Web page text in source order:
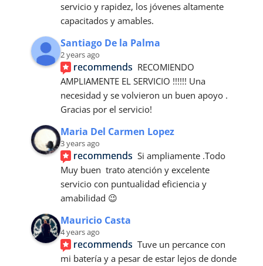
servicio y rapidez, los jóvenes altamente
capacitados y amables.
Santiago De la Palma
2 years ago
recommends RECOMIENDO
AMPLIAMENTE EL SERVICIO !!!!!! Una
necesidad y se volvieron un buen apoyo .
Gracias por el servicio!
Maria Del Carmen Lopez
3 years ago
recommends Si ampliamente .Todo
Muy buen  trato atención y excelente
servicio con puntualidad eficiencia y
amabilidad 😉
Mauricio Casta
4 years ago
recommends Tuve un percance con
mi batería y a pesar de estar lejos de donde